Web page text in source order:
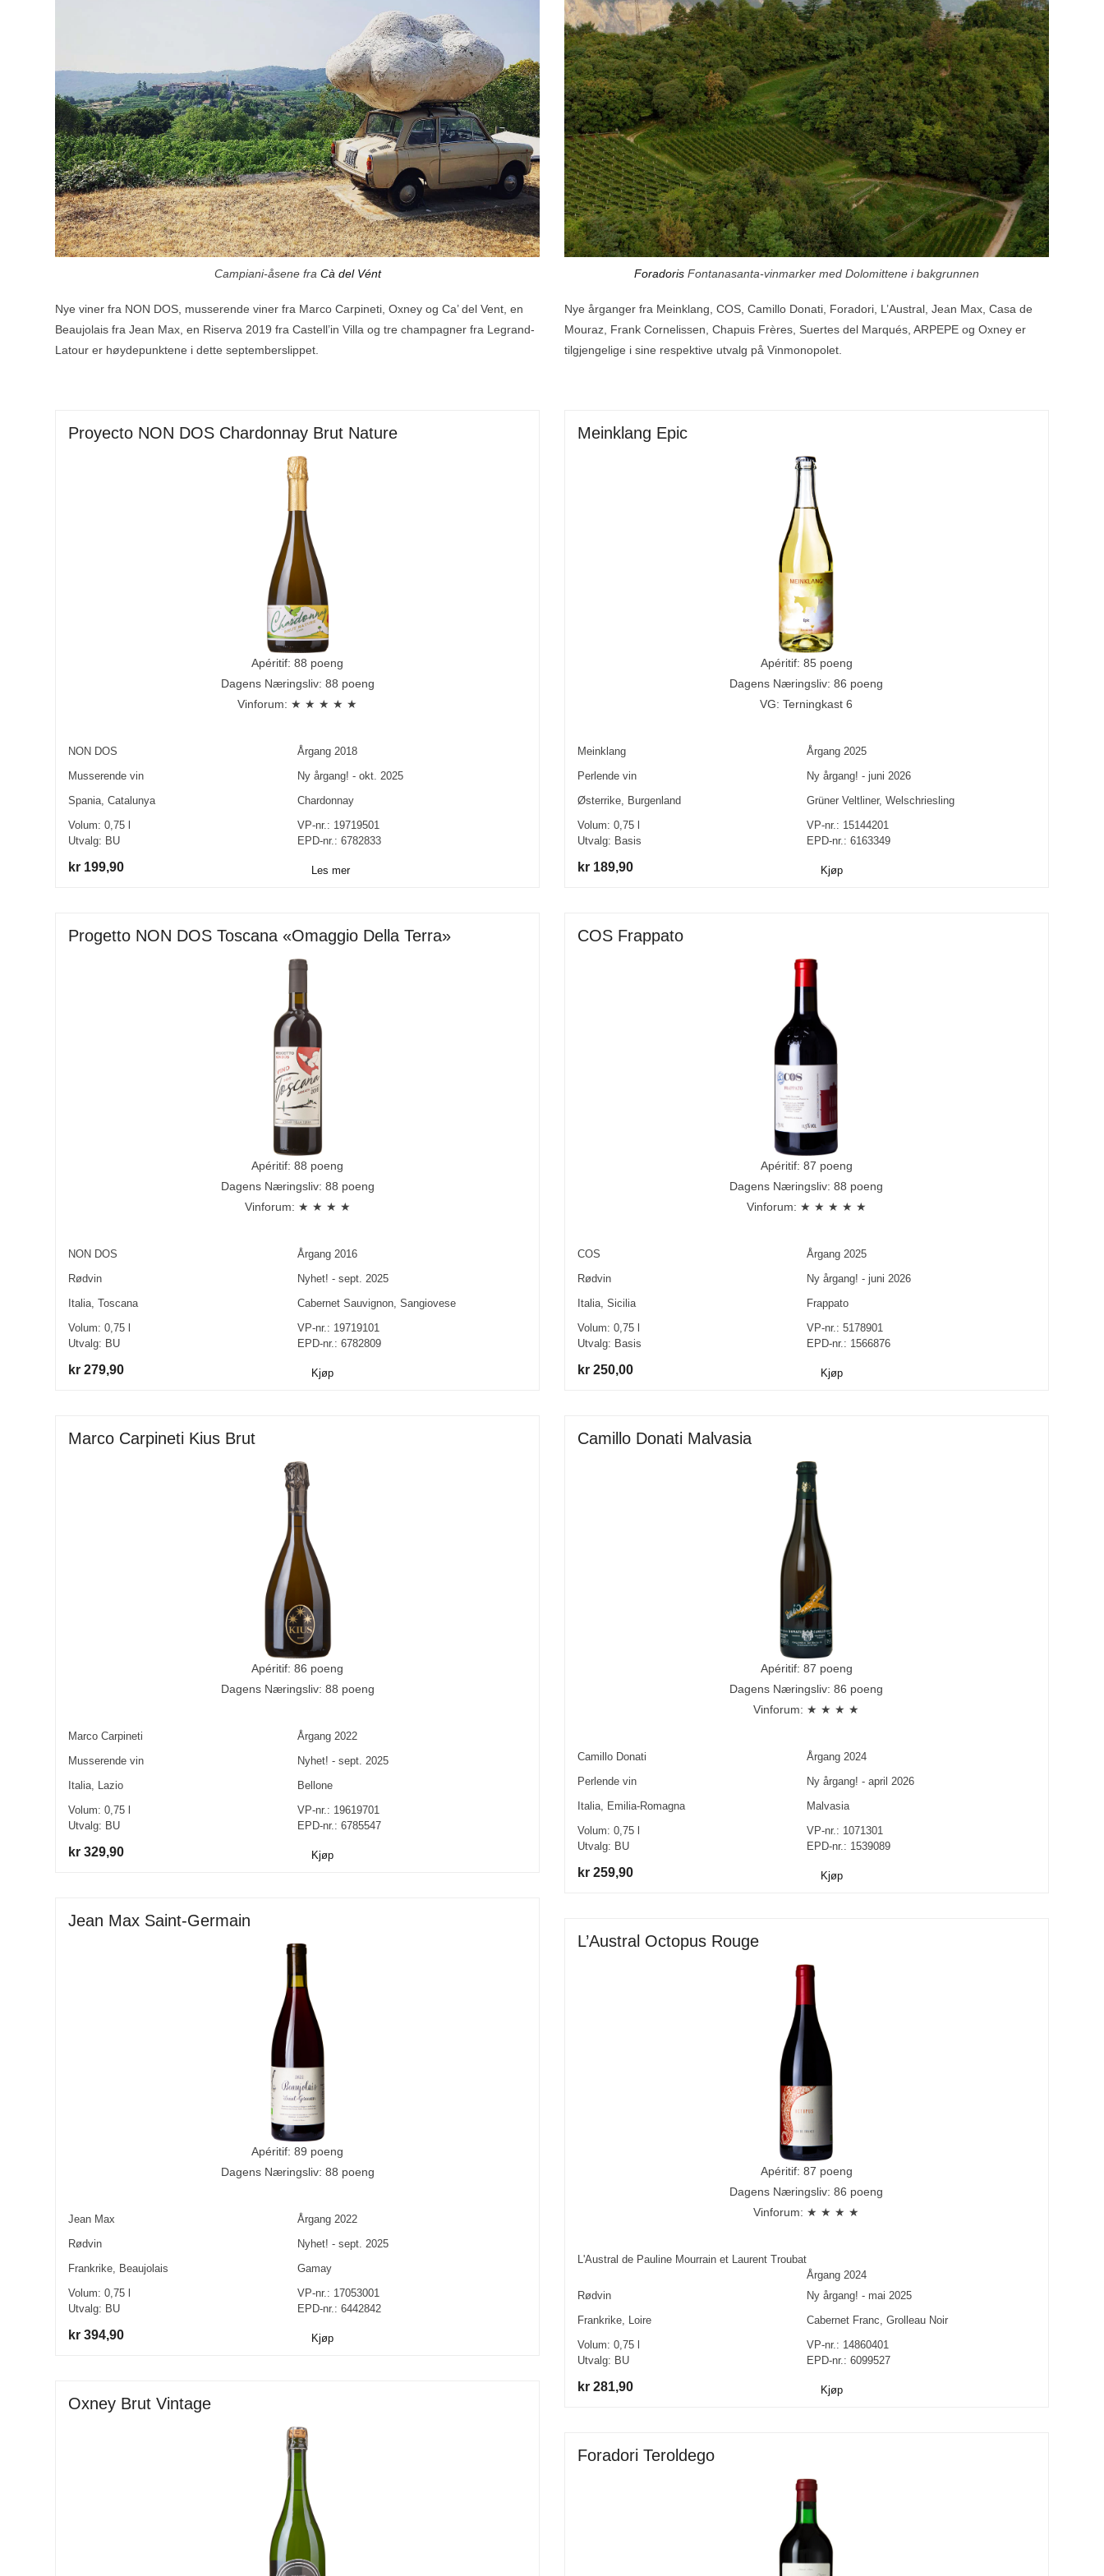
Campiani-åsene fra Cà del Vént
Nye viner fra NON DOS , musserende viner fra Marco Carpineti ,Oxney ogCa’ del Vent , en
Beaujolais fraJean Max , en Riserva 2019 fraCastell’in Villaog tre champagner fra Legrand-
Latour er høydepunktene i dette septemberslippet.
Proyecto NON DOS Chardonnay Brut Nature
Apéritif: 88 poeng
Dagens Næringsliv: 88 poeng
Vinforum: ★ ★ ★ ★ ★
NON DOS Årgang2018
Musserende vin
Ny årgang! - okt. 2025
Spania,Catalunya
Chardonnay
Volum:0,75
Utvalg: BU
VP-nr.: 19719501
EPD-nr.: 6782833
kr 199,90 Les mer
Progetto NON DOS Toscana «Omaggio Della Terra»
Apéritif: 88 poeng
Dagens Næringsliv: 88 poeng
Vinforum: ★ ★ ★ ★
NON DOS Årgang2016
Rødvin
Nyhet! - sept. 2025
Italia,Toscana Cabernet Sauvignon,Sangiovese
Volum:0,75
Utvalg: BU
VP-nr.: 19719101
EPD-nr.: 6782809
kr 279,90 Kjøp
Marco Carpineti Kius Brut
Apéritif: 86 poeng
Dagens Næringsliv: 88 poeng
Marco Carpineti Årgang2022
Musserende vin
Nyhet! - sept. 2025
Italia, Lazio
Bellone
Volum:0,75
Utvalg: BU
VP-nr.: 19619701
EPD-nr.: 6785547
kr 329,90 Kjøp
Jean Max Saint-Germain
Apéritif: 89 poeng
Dagens Næringsliv: 88 poeng
Jean Max Årgang 2022
Rødvin
Nyhet! - sept. 2025
Frankrike Beaujolais
Gamay
Volum:0,75 l
Utvalg: BU
VP-nr.: 17053001
EPD-nr.: 6442842
kr 394,90 Kjøp
Oxney Brut Vintage
ForadorisFontanasanta-vinmarker med Dolomittene i bakgrunnen
Nye årganger fra Meinklang COS Camillo Donati Foradori L’Austral Jean Max Casa de
Mouraz Frank Cornelissen Chapuis Frères Suertes del Marqués ARPEPE og Oxney er
tilgjengelige i sine respektive utvalg på Vinmonopolet.
Meinklang Epic
Apéritif: 85 poeng
Dagens Næringsliv: 86 poeng
VG: Terningkast 6
Meinklang Årgang 2025
Perlende vin
Ny årgang! - juni 2026
Østerrike
Burgenland Grüner Veltliner, Welschriesling
Volum: 0,75
Utvalg: Basis
VP-nr.: 15144201
EPD-nr.: 6163349
kr 189,90 Kjøp
COS Frappato
Apéritif: 87 poeng
Dagens Næringsliv: 88 poeng
Vinforum: ★ ★ ★ ★ ★
COS Årgang 2025
Rødvin
Ny årgang! - juni 2026
Italia Sicilia
Frappato
Volum: 0,75
Utvalg: Basis
VP-nr.: 5178901
EPD-nr.: 1566876
kr 250,00 Kjøp
Camillo Donati Malvasia
Apéritif: 87 poeng
Dagens Næringsliv: 86 poeng
Vinforum: ★ ★ ★ ★
Camillo Donati Årgang 2024
Perlende vin
Ny årgang! - april 2026
Italia, Emilia-Romagna
Malvasia
Volum: 0,75
Utvalg: BU
VP-nr.: 1071301
EPD-nr.: 1539089
kr 259,90 Kjøp
L’Austral Octopus Rouge
Apéritif: 87 poeng
Dagens Næringsliv: 86 poeng
Vinforum: ★ ★ ★ ★
L'Austral de Pauline Mourrain et Laurent Troubat
Årgang 2024
Rødvin
Ny årgang! - mai 2025
Frankrike, Loire Cabernet Franc, Grolleau Noir
Volum: 0,75
Utvalg: BU
VP-nr.: 14860401
EPD-nr.: 6099527
kr 281,90 Kjøp
Foradori Teroldego